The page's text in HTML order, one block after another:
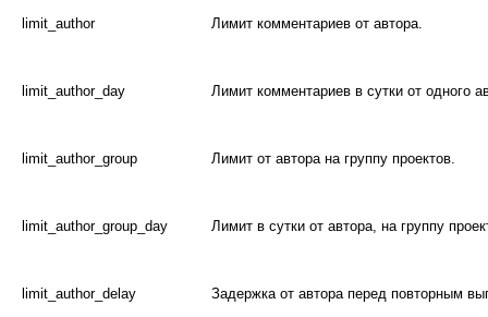
limit_author Лимит комментариев от автора.
limit_author_day Лимит комментариев в сутки от одного
limit_author_group Лимит от автора на группу проектов.
limit_author_group_day Лимит в сутки от автора, на группу
limit_author_delay Задержка от автора перед повторным